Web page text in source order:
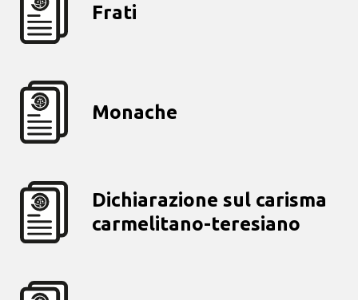
Frati
Monache
Dichiarazione sul carisma
carmelitano-teresiano